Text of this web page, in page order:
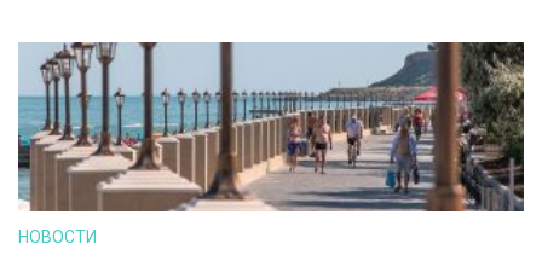
НОВОСТИ